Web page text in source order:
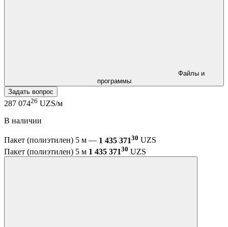
программы
Задать вопрос
287 07426 UZS/м
В наличии
Пакет (полиэтилен) 5 м — 1 435 37130 UZS
Пакет (полиэтилен) 5 м 1 435 37130 UZS